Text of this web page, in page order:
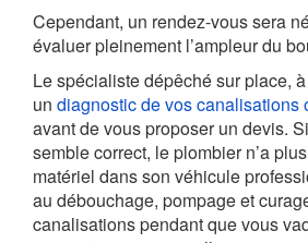
Cependant, un rendez-vous sera
évaluer pleinement l’ampleur du
Le spécialiste dépêché sur place,
un diagnostic de vos canalisations
avant de vous proposer un devis.
semble correct, le plombier n’a
matériel dans son véhicule
au débouchage, pompage et
canalisations pendant que vous